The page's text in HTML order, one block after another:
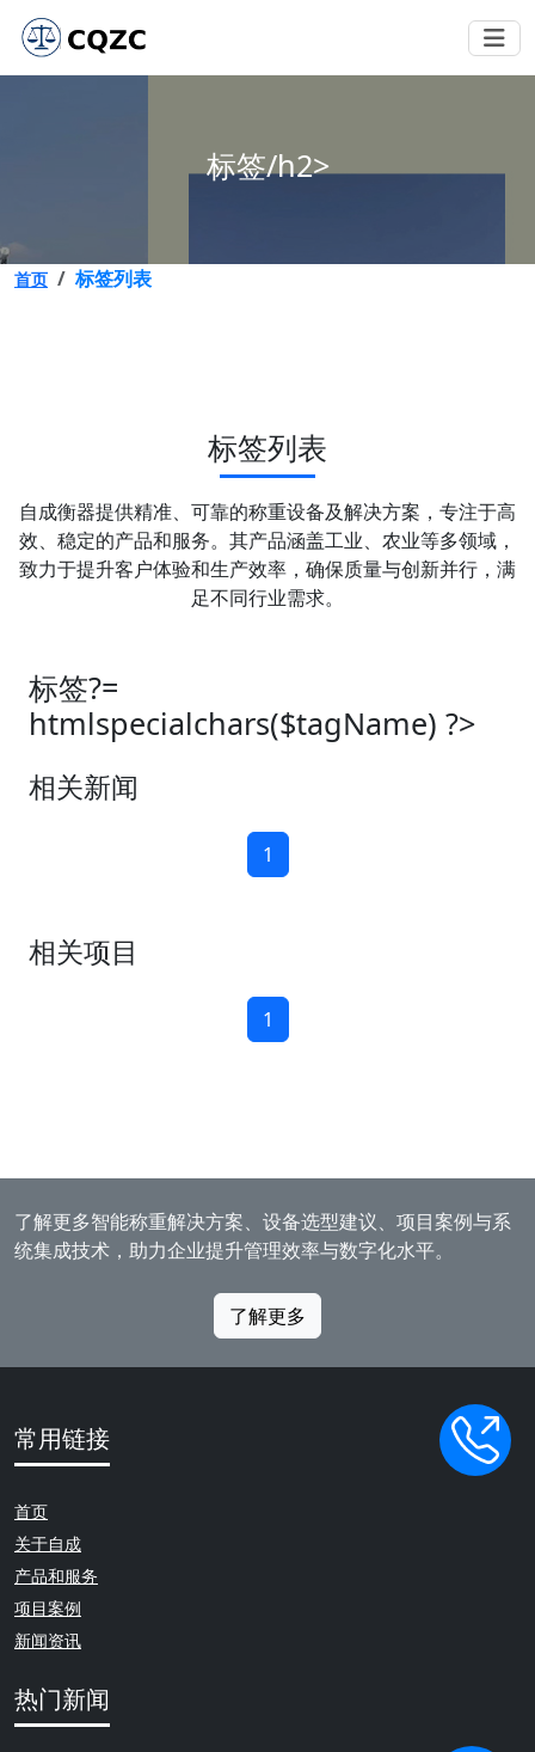
标签/h2>
首页 标签列表
标签列表
自成衡器提供精准、可靠的称重设备及解决方案，专注于高
效、稳定的产品和服务。其产品涵盖工业、农业等多领域，
致力于提升客户体验和生产效率，确保质量与创新并行，满
足不同行业需求。
标签?=
htmlspecialchars($tagName) ?>
相关新闻
1
相关项目
1
了解更多智能称重解决方案、设备选型建议、项目案例与系
统集成技术，助力企业提升管理效率与数字化水平。
了解更多
常用链接
首页
关于自成
产品和服务
项目案例
新闻资讯
热门新闻